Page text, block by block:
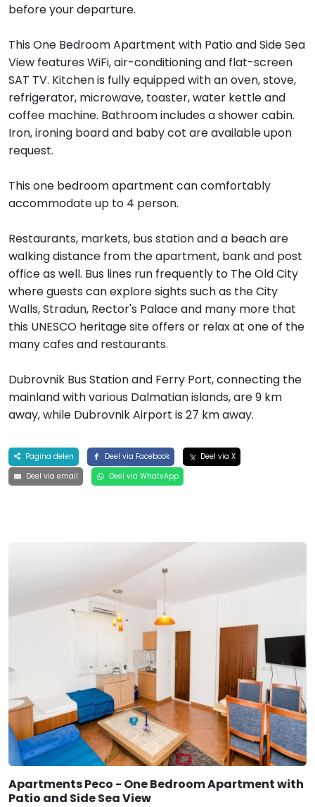
before your departure.
This One Bedroom Apartment with Patio and Side Sea
View features WiFi, air-conditioning and flat-screen
SAT TV. Kitchen is fully equipped with an oven, stove,
refrigerator, microwave, toaster, water kettle and
coffee machine. Bathroom includes a shower cabin.
Iron, ironing board and baby cot are available upon
request.
This one bedroom apartment can comfortably
accommodate up to 4 person.
Restaurants, markets, bus station and a beach are
walking distance from the apartment, bank and post
office as well. Bus lines run frequently to The Old City
where guests can explore sights such as the City
Walls, Stradun, Rector's Palace and many more that
this UNESCO heritage site offers or relax at one of the
many cafes and restaurants.
Dubrovnik Bus Station and Ferry Port, connecting the
mainland with various Dalmatian islands, are 9 km
away, while Dubrovnik Airport is 27 km away.
Pagina delen Deel via Facebook
Deel via X
Deel via email
Deel via WhatsApp
Apartments Peco - One Bedroom Apartment with
Patio and Side Sea View